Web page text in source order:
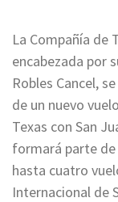
La Compañía de
encabezada por
Robles Cancel,
de un nuevo
Texas con San
formará parte
hasta cuatro
Internacional de